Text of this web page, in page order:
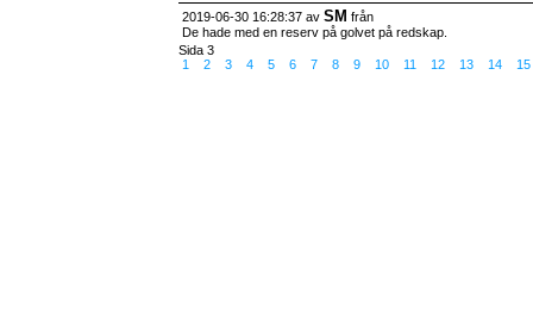
2019-06-30 16:28:37 av SM från
De hade med en reserv på golvet på redskap.
Sida 3
1
2 3 4 5 6 7 8 9 10 11 12 13 14 15